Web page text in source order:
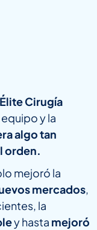
Élite Cirugía
y la
algo tan
orden.
mejoró la
mercados,
la
y hasta mejoró